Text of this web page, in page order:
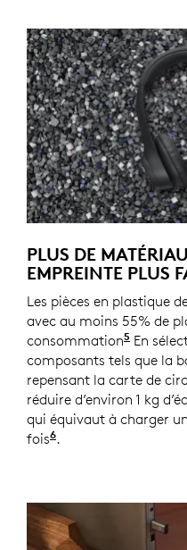
PLUS DE
EMPREINTE PLUS
Les pièces en plastique
avec au moins 55% de
consommation5 En
composants tels que la
repensant la carte de
réduire d’environ 1 kg
qui équivaut à charger
fois6Source et calcul
.